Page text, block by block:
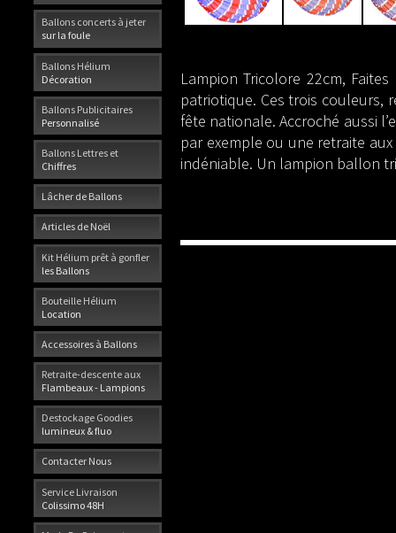
Ballons concerts à jeter
sur la foule
Ballons Hélium
Décoration
Ballons Publicitaires
Personnalisé
Ballons Lettres et
Chiffres
Lâcher de Ballons
Articles de Noël
Kit Hélium prêt à gonfler
les Ballons
Bouteille Hélium
Location
Accessoires à Ballons
Retraite-descente aux
Flambeaux - Lampions
Destockage Goodies
lumineux & fluo
Contacter Nous
Service Livraison
Colissimo 48H
Lampion Tricolore 22cm,
patriotique. Ces trois couleurs,
fête nationale. Accroché aussi
par exemple ou une retraite
indéniable. Un lampion ballon